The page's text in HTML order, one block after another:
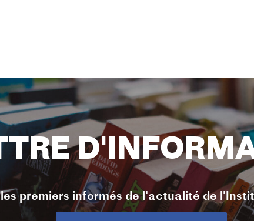
les premiers informés de l'actualité de